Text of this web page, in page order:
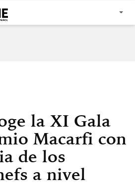
la XI Gala
Macarfi con
de los
a nivel